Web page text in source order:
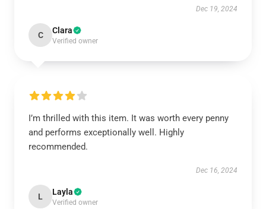
Dec 19, 2024
C Clara
Verified owner
I’m thrilled with this item. It was worth every penny
and performs exceptionally well. Highly
recommended.
Dec 16, 2024
L Layla
Verified owner